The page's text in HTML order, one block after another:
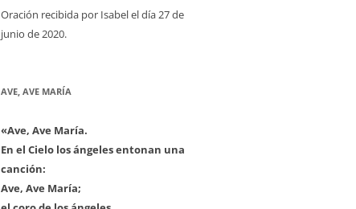
Oración recibida por Isabel el día 27 de
junio de 2020.
AVE, AVE MARÍA
«Ave, Ave María.
En el Cielo los ángeles entonan una
canción:
Ave, Ave María;